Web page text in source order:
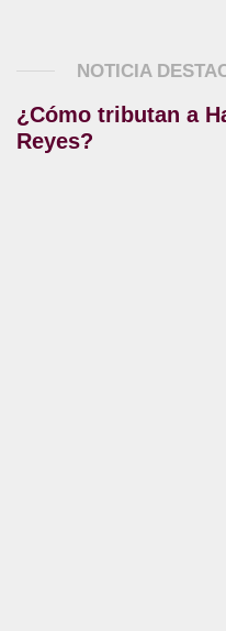
NOTICIA
¿Cómo tributan a
Reyes?